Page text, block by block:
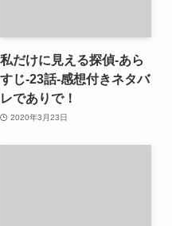
私だけに見える探偵-あら
すじ-23話-感想付きネタバ
レでありで！
2020年3月23日